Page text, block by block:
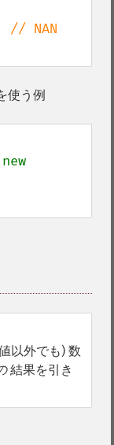
使う例
以外でも) 数
結果を引き